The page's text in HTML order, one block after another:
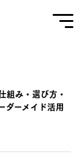
組み・選び方・
ダーメイド活用